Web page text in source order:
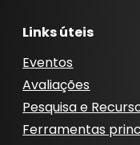
Links úteis
Eventos
Avaliações
Pesquisa e
Ferramentas